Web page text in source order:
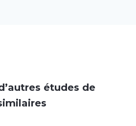
études de